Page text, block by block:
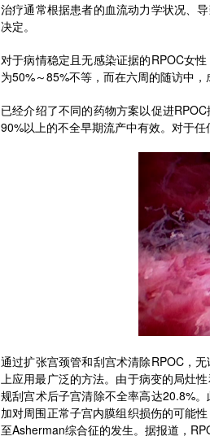
治疗通常根据患者的血流动力学状况、
决定。
对于病情稳定且无感染证据的RPOC女
为50%～85%不等，而在六周的随访中，
已经介绍了不同的药物方案以促进
90%以上的不全早期流产中有效。对于任
通过扩张宫颈管和刮宫术清除RPOC，
上应用最广泛的方法。由于病变的局灶
规刮宫术后子宫清除不全率高达20.8%
加对周围正常子宫内膜组织损伤的可能
至Asherman综合征的发生。据报道，